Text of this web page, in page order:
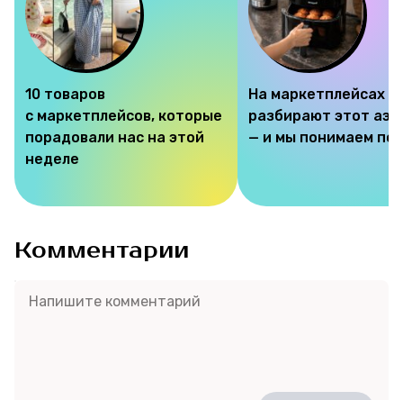
10 товаров
с маркетплейсов, которые
порадовали нас на этой
неделе
На маркетплейсах
разбирают этот
— и мы понимаем
Комментарии